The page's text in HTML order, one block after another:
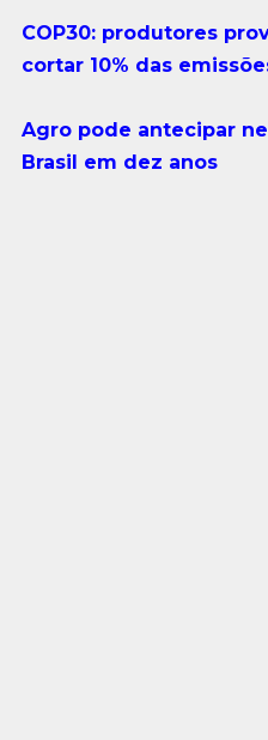
COP30: produtores
cortar 10% das
Agro pode antecipar
Brasil em dez anos